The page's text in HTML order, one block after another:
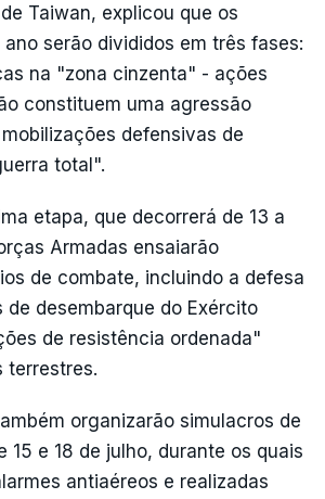
Taiwan, explicou que os
serão divididos em três fases:
na "zona cinzenta" - ações
constituem uma agressão
defensivas de
total".
etapa, que decorrerá de 13 a
Armadas ensaiarão
de combate, incluindo a defesa
de desembarque do Exército
de resistência ordenada"
terrestres.
organizarão simulacros de
15 e 18 de julho, durante os quais
antiaéreos e realizadas